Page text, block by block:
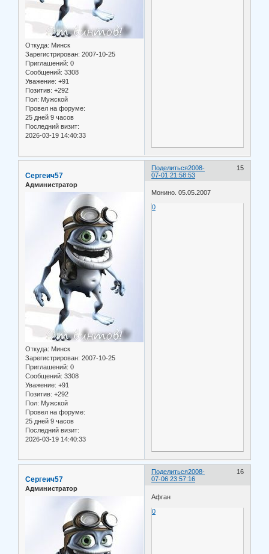
Откуда: Минск
Зарегистрирован: 2007-10-25
Приглашений: 0
Сообщений: 3308
Уважение: +91
Позитив: +292
Пол: Мужской
Провел на форуме:
25 дней 9 часов
Последний визит:
2026-03-19 14:40:33
Поделиться 15
2008-
07-01 21:58:53
Сергеич57
Администратор
Откуда: Минск
Зарегистрирован: 2007-10-25
Приглашений: 0
Сообщений: 3308
Уважение: +91
Позитив: +292
Пол: Мужской
Провел на форуме:
25 дней 9 часов
Последний визит:
2026-03-19 14:40:33
Монино. 05.05.2007
0
Поделиться 16
2008-
07-06 23:57:16
Сергеич57
Администратор
Афган
0